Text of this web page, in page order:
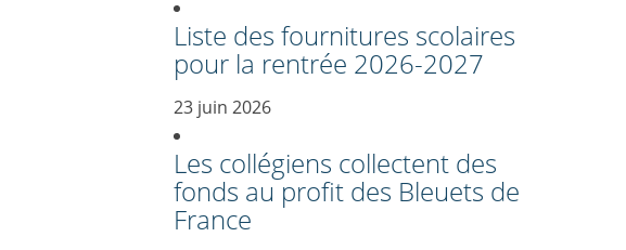
Liste des fournitures scolaires
pour la rentrée 2026-2027
23 juin 2026
Les collégiens collectent des
fonds au profit des Bleuets de
France